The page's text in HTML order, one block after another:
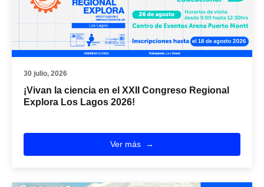
30 julio, 2026
¡Vivan la ciencia en el XXII Congreso Regional
Explora Los Lagos 2026!
Ver más